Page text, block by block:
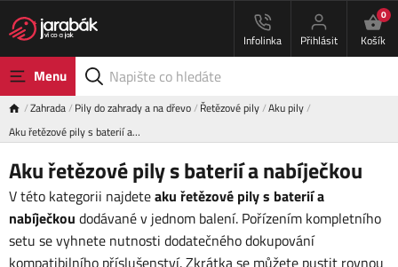
Infolinka Přihlásit
0
Košík
Menu
Zahrada Pily do zahrady a na dřevo Řetězové pily Aku pily
Aku řetězové pily s baterií a…
Aku řetězové pily s baterií a nabíječkou
V této kategorii najdeteaku řetězové pily s baterií a
nabíječkou dodávané v jednom balení. Pořízením kompletního
setu se vyhnete nutnosti dodatečného dokupování
kompatibilního příslušenství. Zkrátka se můžete pustit rovnou